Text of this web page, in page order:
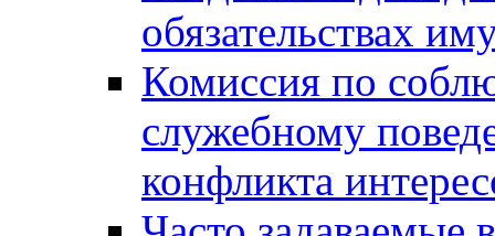
обязательствах
Комиссия по
служебному
конфликта